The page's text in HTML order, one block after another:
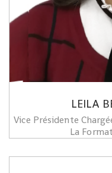
LEILA
Vice Présidente
La